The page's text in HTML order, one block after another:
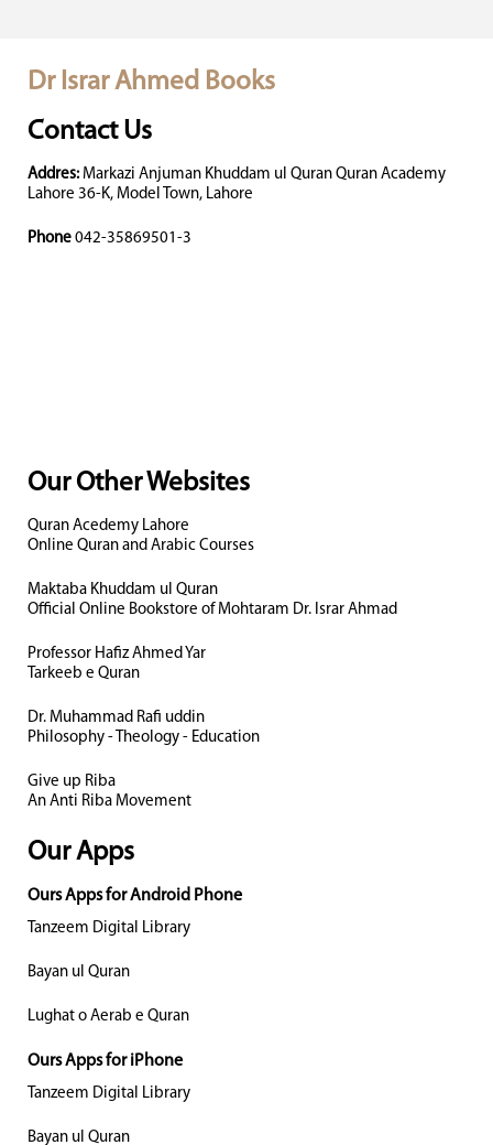
Dr Israr Ahmed Books
Contact Us
Addres: Markazi Anjuman Khuddam ul Quran Quran Academy
Lahore 36-K, Model Town, Lahore
Phone 042-35869501-3
Our Other Websites
Quran Acedemy Lahore
Online Quran and Arabic Courses
Maktaba Khuddam ul Quran
Official Online Bookstore of Mohtaram Dr. Israr Ahmad
Professor Hafiz Ahmed Yar
Tarkeeb e Quran
Dr. Muhammad Rafi uddin
Philosophy - Theology - Education
Give up Riba
An Anti Riba Movement
Our Apps
Ours Apps for Android Phone
Tanzeem Digital Library
Bayan ul Quran
Lughat o Aerab e Quran
Ours Apps for iPhone
Tanzeem Digital Library
Bayan ul Quran